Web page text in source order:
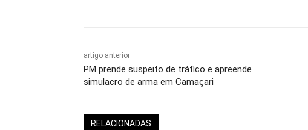
artigo anterior
PM prende suspeito de tráfico e apreende
simulacro de arma em Camaçari
RELACIONADAS